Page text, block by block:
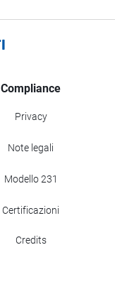
Compliance
Privacy
Note legali
Modello 231
Certificazioni
Credits